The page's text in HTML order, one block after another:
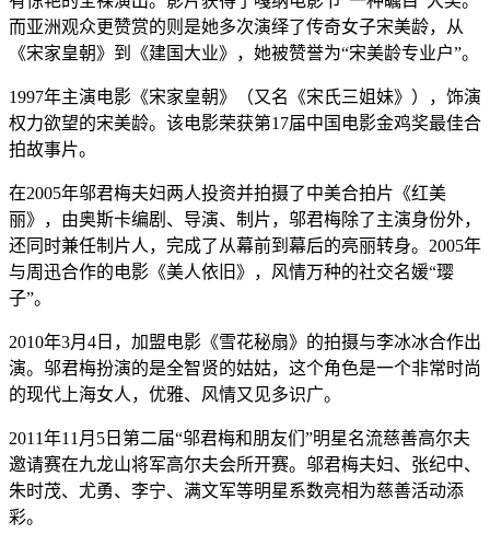
而亚洲观众更赞赏的则是她多次演绎了传奇女子宋美龄，从
《宋家皇朝》到《建国大业》，她被赞誉为“宋美龄专业户”。
1997年主演电影《宋家皇朝》（又名《宋氏三姐妹》），饰演
权力欲望的宋美龄。该电影荣获第17届中国电影金鸡奖最佳合
拍故事片。
在2005年邬君梅夫妇两人投资并拍摄了中美合拍片《红美
丽》，由奥斯卡编剧、导演、制片，邬君梅除了主演身份外，
还同时兼任制片人，完成了从幕前到幕后的亮丽转身。2005年
与周迅合作的电影《美人依旧》，风情万种的社交名媛“璎
子”。
2010年3月4日，加盟电影《雪花秘扇》的拍摄与李冰冰合作出
演。邬君梅扮演的是全智贤的姑姑，这个角色是一个非常时尚
的现代上海女人，优雅、风情又见多识广。
2011年11月5日第二届“邬君梅和朋友们”明星名流慈善高尔夫
邀请赛在九龙山将军高尔夫会所开赛。邬君梅夫妇、张纪中、
朱时茂、尤勇、李宁、满文军等明星系数亮相为慈善活动添
彩。